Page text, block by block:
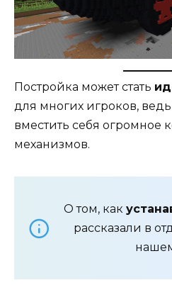
Постройка может стать
для многих игроков,
вместить себя огромное
механизмов.
О том, как
рассказали в